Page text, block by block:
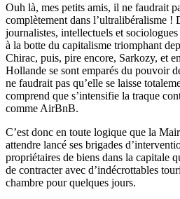
Ouh là, mes petits amis, il ne faudrait
complètement dans l’ultralibéralisme
journalistes, intellectuels et
à la botte du capitalisme triomphant
Chirac, puis, pire encore, Sarkozy, et
Hollande se sont emparés du pouvoir
ne faudrait pas qu’elle se laisse
comprend que s’intensifie la traque
comme AirBnB.
C’est donc en toute logique que la
attendre lancé ses brigades
propriétaires de biens dans la capitale
de contracter avec d’indécrottables
chambre pour quelques jours.